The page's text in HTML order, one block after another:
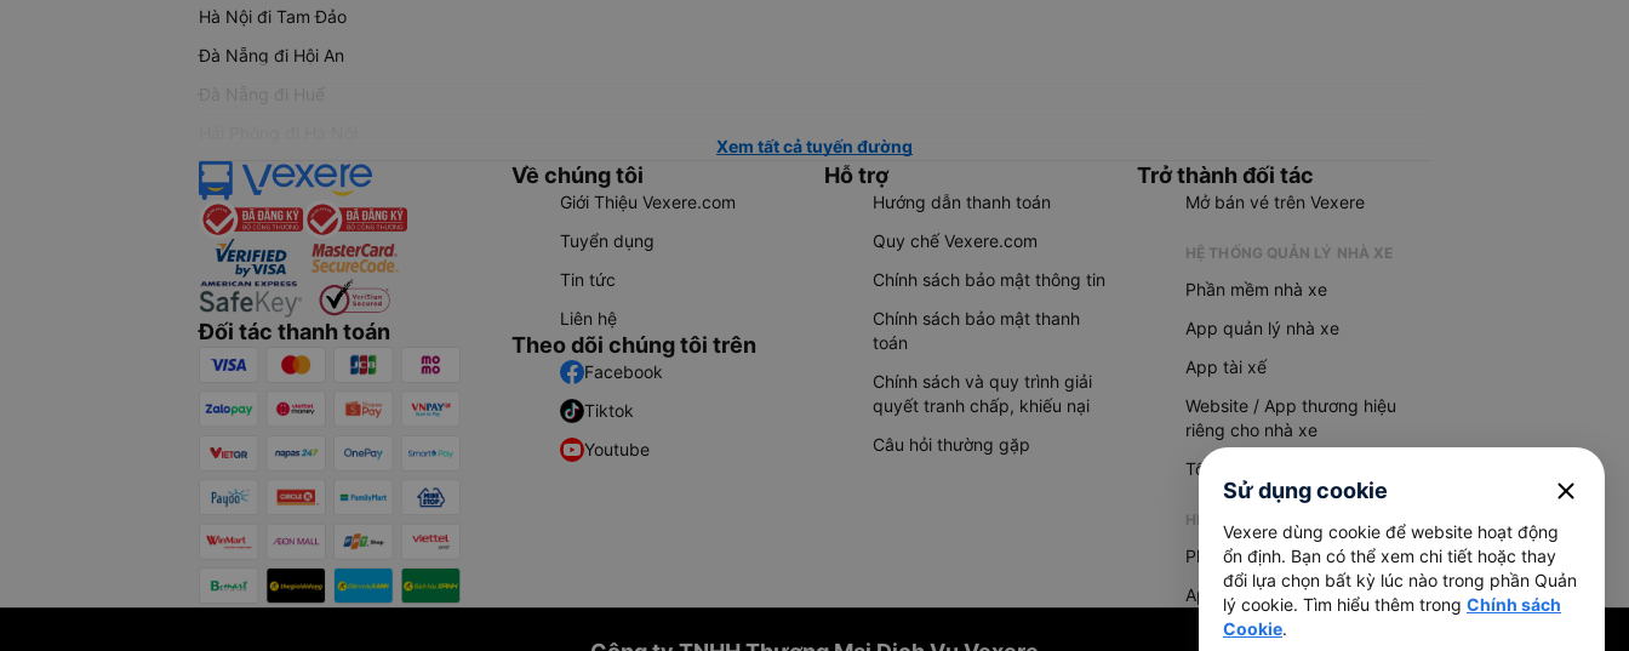
Hà Nội đi Tam Đảo
Đà Nẵng đi Hội An
Đà Nẵng đi Huế
Xem tất cả tuyến đường
Đối tác thanh toán
Về chúng tôi
Giới Thiệu Vexere.com
Tuyển dụng
Tin tức
Liên hệ
Theo dõi chúng tôi trên
Facebook
Tiktok
Youtube
Hỗ trợ
Hướng dẫn thanh toán
Quy chế Vexere.com
Chính sách bảo mật thông tin
Chính sách bảo mật thanh
toán
Chính sách và quy trình giải
quyết tranh chấp, khiếu nại
Câu hỏi thường gặp
Trở thành đối tác
Mở bán vé trên Vexere
HỆ THỐNG QUẢN LÝ NHÀ XE
Phần mềm nhà xe
App quản lý nhà xe
App tài xế
Website / App thương hiệu
riêng cho nhà xe
Tổng đài AI
HỆ THỐNG QUẢN LÝ HÀNG HOÁ
Phần mềm quản lý hàng hoá
App quản lý hàng hoá
Sử dụng cookie close
Vexere dùng cookie để website hoạt động
ổn định. Bạn có thể xem chi tiết hoặc thay
đổi lựa chọn bất kỳ lúc nào trong phần Quản
lý cookie. Tìm hiểu thêm trong Chính sách
Cookie.